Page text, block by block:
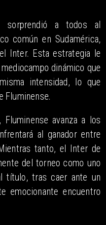
sorprendió a todos al
común en Sudamérica,
Inter. Esta estrategia le
dinámico que
intensidad, lo que
Fluminense.
Fluminense avanza a los
al ganador entre
tanto, el Inter de
del torneo como uno
título, tras caer ante un
emocionante encuentro